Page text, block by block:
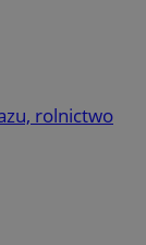
rolnictwo